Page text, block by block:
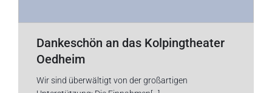
Dankeschön an das Kolpingtheater
Oedheim
Wir sind überwältigt von der großartigen